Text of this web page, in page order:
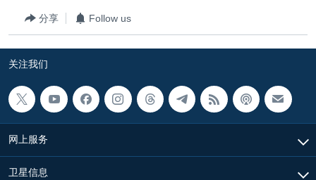
重要讲话与声明
台海两岸关系
南中国海争端
关注西藏
关注新疆
分享 Follow us
关注我们
网上服务
卫星信息